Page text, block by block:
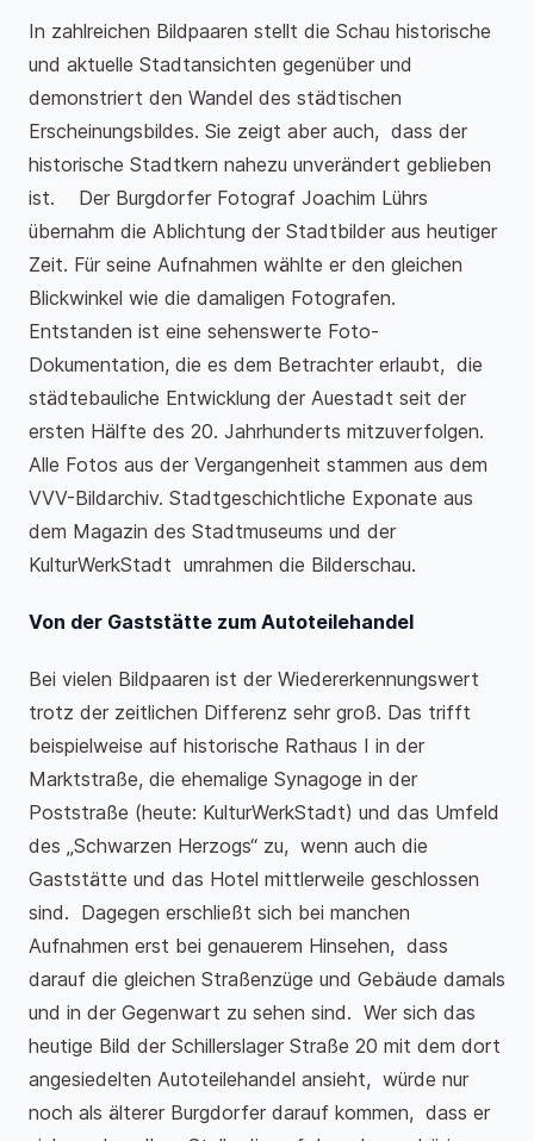
In zahlreichen Bildpaaren stellt die Schau historische
und aktuelle Stadtansichten gegenüber und
demonstriert den Wandel des städtischen
Erscheinungsbildes. Sie zeigt aber auch, dass der
historische Stadtkern nahezu unverändert geblieben
ist. Der Burgdorfer Fotograf Joachim Lührs
übernahm die Ablichtung der Stadtbilder aus heutiger
Zeit. Für seine Aufnahmen wählte er den gleichen
Blickwinkel wie die damaligen Fotografen.
Entstanden ist eine sehenswerte Foto-
Dokumentation, die es dem Betrachter erlaubt, die
städtebauliche Entwicklung der Auestadt seit der
ersten Hälfte des 20. Jahrhunderts mitzuverfolgen.
Alle Fotos aus der Vergangenheit stammen aus dem
VVV-Bildarchiv. Stadtgeschichtliche Exponate aus
dem Magazin des Stadtmuseums und der
KulturWerkStadt umrahmen die Bilderschau.
Von der Gaststätte zum Autoteilehandel
Bei vielen Bildpaaren ist der Wiedererkennungswert
trotz der zeitlichen Differenz sehr groß. Das trifft
beispielweise auf historische Rathaus I in der
Marktstraße, die ehemalige Synagoge in der
Poststraße (heute: KulturWerkStadt) und das Umfeld
des „Schwarzen Herzogs“ zu, wenn auch die
Gaststätte und das Hotel mittlerweile geschlossen
sind. Dagegen erschließt sich bei manchen
Aufnahmen erst bei genauerem Hinsehen, dass
darauf die gleichen Straßenzüge und Gebäude damals
und in der Gegenwart zu sehen sind. Wer sich das
heutige Bild der Schillerslager Straße 20 mit dem dort
angesiedelten Autoteilehandel ansieht, würde nur
noch als älterer Burgdorfer darauf kommen, dass er